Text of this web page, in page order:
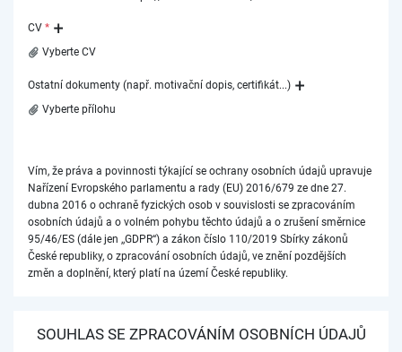
CV *
Vyberte CV
Ostatní dokumenty (např. motivační dopis, certifikát...)
Vyberte přílohu
Vím, že práva a povinnosti týkající se ochrany osobních údajů upravuje
Nařízení Evropského parlamentu a rady (EU) 2016/679 ze dne 27.
dubna 2016 o ochraně fyzických osob v souvislosti se zpracováním
osobních údajů a o volném pohybu těchto údajů a o zrušení směrnice
95/46/ES (dále jen ,,GDPR“) a zákon číslo 110/2019 Sbírky zákonů
České republiky, o zpracování osobních údajů, ve znění pozdějších
změn a doplnění, který platí na území České republiky.
SOUHLAS SE ZPRACOVÁNÍM OSOBNÍCH ÚDAJŮ